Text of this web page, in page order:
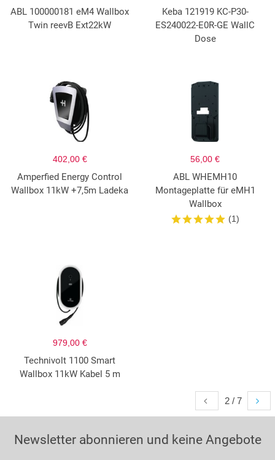
ABL 100000181 eM4 Wallbox
Twin reevB Ext22kW
Keba 121919 KC-P30-
ES240022-E0R-GE WallC
Dose
402,00 €
Amperfied Energy Control
Wallbox 11kW +7,5m Ladeka
56,00 €
ABL WHEMH10
Montageplatte für eMH1
Wallbox
(1)
979,00 €
Technivolt 1100 Smart
Wallbox 11kW Kabel 5 m
2 / 7
Newsletter abonnieren und keine Angebote